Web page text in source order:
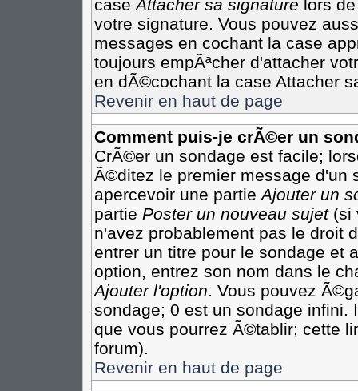
caseAttacher sa signature lors
votre signature. Vous pouvez
messages en cochant la case
toujours empÃªcher d'attacher
en dÃ©cochant la case Attacher
Revenir en haut de page
Comment puis-je crÃ©er un
CrÃ©er un sondage est facile;
Ã©ditez le premier message d'un
apercevoir une partieAjouter un
partie Poster un nouveau sujet(si
n'avez probablement pas le droit
entrer un titre pour le sondage et
option, entrez son nom dans le
Ajouter l'option. Vous pouvez
sondage; 0 est un sondage infini.
que vous pourrez Ã©tablir; cette
forum).
Revenir en haut de page